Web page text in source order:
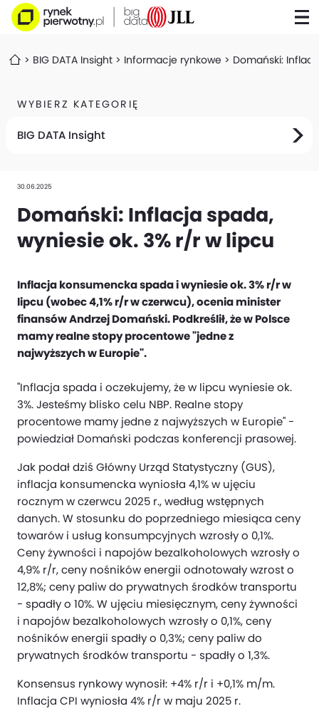
BIG DATA Insight Informacje rynkowe Domański:
WYBIERZ KATEGORIĘ
BIG DATA Insight
30.06.2025
Domański: Inflacja spada,
wyniesie ok. 3% r/r w lipcu
Inflacja konsumencka spada i wyniesie ok. 3% r/r w
lipcu (wobec 4,1% r/r w czerwcu), ocenia minister
finansów Andrzej Domański. Podkreślił, że w Polsce
mamy realne stopy procentowe "jedne z
najwyższych w Europie".
"Inflacja spada i oczekujemy, że w lipcu wyniesie ok.
3%. Jesteśmy blisko celu NBP. Realne stopy
procentowe mamy jedne z najwyższych w Europie" -
powiedział Domański podczas konferencji prasowej.
Jak podał dziś Główny Urząd Statystyczny (GUS),
inflacja konsumencka wyniosła 4,1% w ujęciu
rocznym w czerwcu 2025 r., według wstępnych
danych. W stosunku do poprzedniego miesiąca ceny
towarów i usług konsumpcyjnych wzrosły o 0,1%.
Ceny żywności i napojów bezalkoholowych wzrosły o
4,9% r/r, ceny nośników energii odnotowały wzrost o
12,8%; ceny paliw do prywatnych środków transportu
- spadły o 10%. W ujęciu miesięcznym, ceny żywności
i napojów bezalkoholowych wzrosły o 0,1%, ceny
nośników energii spadły o 0,3%; ceny paliw do
prywatnych środków transportu - spadły o 1,3%.
Konsensus rynkowy wynosił: +4% r/r i +0,1% m/m.
Inflacja CPI wyniosła 4% r/r w maju 2025 r.